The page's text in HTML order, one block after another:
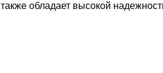
обладает высокой